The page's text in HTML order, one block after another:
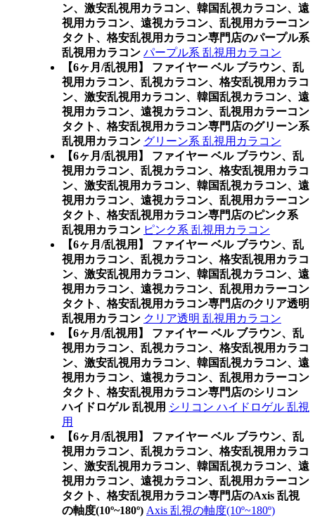
ン、激安乱視用カラコン、韓国乱視カラコン、遠
視用カラコン、遠視カラコン、乱視用カラーコン
タクト、格安乱視用カラコン専門店のパープル系
乱視用カラコン パープル系 乱視用カラコン
【6ヶ月/乱視用】 ファイヤー ベル ブラウン、乱
視用カラコン、乱視カラコン、格安乱視用カラコ
ン、激安乱視用カラコン、韓国乱視カラコン、遠
視用カラコン、遠視カラコン、乱視用カラーコン
タクト、格安乱視用カラコン専門店のグリーン系
乱視用カラコン グリーン系 乱視用カラコン
【6ヶ月/乱視用】 ファイヤー ベル ブラウン、乱
視用カラコン、乱視カラコン、格安乱視用カラコ
ン、激安乱視用カラコン、韓国乱視カラコン、遠
視用カラコン、遠視カラコン、乱視用カラーコン
タクト、格安乱視用カラコン専門店のピンク系
乱視用カラコン ピンク系 乱視用カラコン
【6ヶ月/乱視用】 ファイヤー ベル ブラウン、乱
視用カラコン、乱視カラコン、格安乱視用カラコ
ン、激安乱視用カラコン、韓国乱視カラコン、遠
視用カラコン、遠視カラコン、乱視用カラーコン
タクト、格安乱視用カラコン専門店のクリア透明
乱視用カラコン クリア透明 乱視用カラコン
【6ヶ月/乱視用】 ファイヤー ベル ブラウン、乱
視用カラコン、乱視カラコン、格安乱視用カラコ
ン、激安乱視用カラコン、韓国乱視カラコン、遠
視用カラコン、遠視カラコン、乱視用カラーコン
タクト、格安乱視用カラコン専門店のシリコン
ハイドロゲル 乱視用 シリコン ハイドロゲル 乱視
用
【6ヶ月/乱視用】 ファイヤー ベル ブラウン、乱
視用カラコン、乱視カラコン、格安乱視用カラコ
ン、激安乱視用カラコン、韓国乱視カラコン、遠
視用カラコン、遠視カラコン、乱視用カラーコン
タクト、格安乱視用カラコン専門店のAxis 乱視
の軸度(10º~180º) Axis 乱視の軸度(10º~180º)